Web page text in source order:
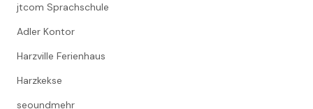
jtcom Sprachschule
Adler Kontor
Harzville Ferienhaus
Harzkekse
seoundmehr